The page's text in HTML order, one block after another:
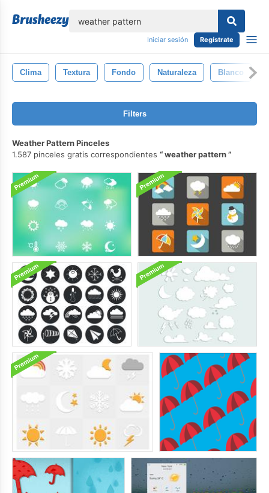
Iniciar sesión Regístrate
Clima Textura Fondo Naturaleza Blanco
Filters
Weather Pattern Pinceles
1.587 pinceles gratis correspondientes
weather pattern